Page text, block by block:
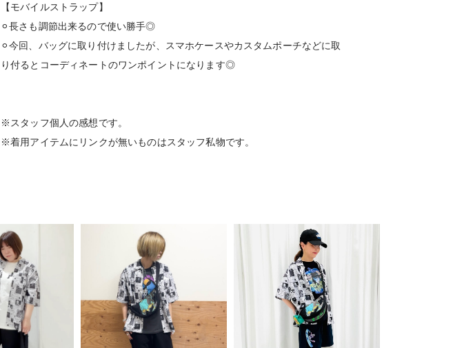
【モバイルストラップ】
⚪︎長さも調節出来るので使い勝手◎
⚪︎今回、バッグに取り付けましたが、スマホケースやカスタムポーチなどに取
り付るとコーディネートのワンポイントになります◎
※スタッフ個人の感想です。
※着用アイテムにリンクが無いものはスタッフ私物です。